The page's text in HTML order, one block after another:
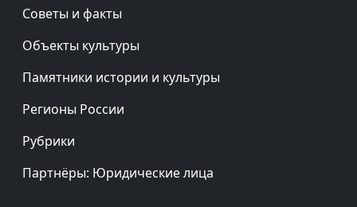
Советы и факты
Объекты культуры
Памятники истории и культуры
Регионы России
Рубрики
Партнёры: Юридические лица